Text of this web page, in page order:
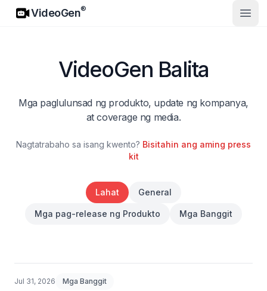
VideoGen
VideoGen®
VideoGen Balita
Mga paglulunsad ng produkto, update ng kompanya,
at coverage ng media.
Nagtatrabaho sa isang kwento? Bisitahin ang aming press
kit
Lahat General
Mga pag-release ng Produkto Mga Banggit
Jul 31, 2026 Mga Banggit